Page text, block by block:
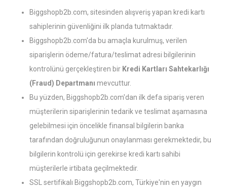
Biggshopb2b.com, sitesinden alışveriş yapan kredi kartı
sahiplerinin güvenliğini ilk planda tutmaktadır.
Biggshopb2b.com'da bu amaçla kurulmuş, verilen
siparişlerin ödeme/fatura/teslimat adresi bilgilerinin
kontrolünü gerçekleştiren bir Kredi Kartları Sahtekarlığı
(Fraud) Departmanı mevcuttur.
Bu yüzden, Biggshopb2b.com'dan ilk defa sipariş veren
müşterilerin siparişlerinin tedarik ve teslimat aşamasına
gelebilmesi için öncelikle finansal bilgilerin banka
tarafından doğruluğunun onaylanması gerekmektedir, bu
bilgilerin kontrolü için gerekirse kredi kartı sahibi
müşterilerle irtibata geçilmektedir.
SSL sertifikalı Biggshopb2b.com, Türkiye'nin en yaygın